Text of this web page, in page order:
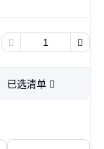
已选清单